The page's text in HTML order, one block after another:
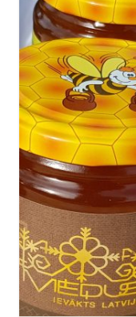
+371 22045684
Doties